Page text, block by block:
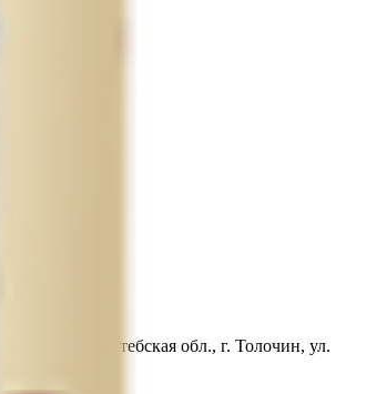
Витебская обл., г. Толочин, ул.